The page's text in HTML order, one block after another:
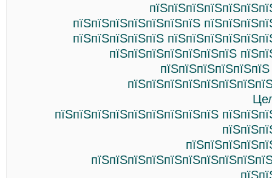
пїЅпїЅпїЅпїЅпїЅпїЅпїЅ
пїЅпїЅпїЅпїЅпїЅ
пїЅпїЅпїЅпїЅпїЅпїЅпїЅ
пїЅпїЅпїЅпїЅпїЅпїЅпїЅпїЅпїЅ